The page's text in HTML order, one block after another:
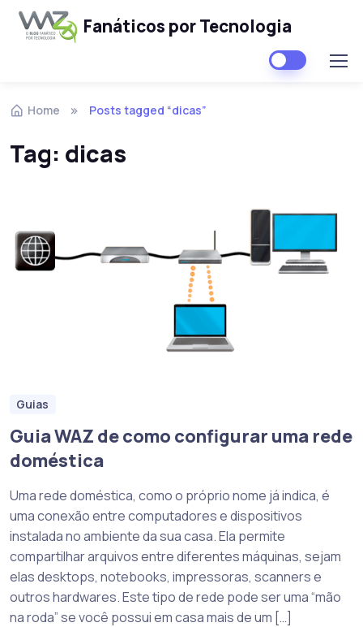
Fanáticos por Tecnologia
Home Posts tagged “dicas”
Tag: dicas
Guias
Guia WAZ de como configurar uma rede
doméstica
Uma rede doméstica, como o próprio nome já indica, é
uma conexão entre computadores e dispositivos
instalada no ambiente da sua casa. Ela permite
compartilhar arquivos entre diferentes máquinas, sejam
elas desktops, notebooks, impressoras, scanners e
outros hardwares. Este tipo de rede pode ser uma “mão
na roda” se você possui em casa mais de um […]